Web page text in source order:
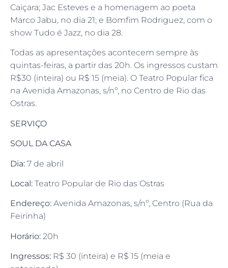
Caiçara; Jac Esteves e a homenagem ao poeta
Marco Jabu, no dia 21; e Bomfim Rodriguez, com o
show Tudo é Jazz, no dia 28.
Todas as apresentações acontecem sempre às
quintas-feiras, a partir das 20h. Os ingressos custam
R$30 (inteira) ou R$ 15 (meia). O Teatro Popular fica
na Avenida Amazonas, s/nº, no Centro de Rio das
Ostras.
SERVIÇO
SOUL DA CASA
Dia: 7 de abril
Local: Teatro Popular de Rio das Ostras
Endereço: Avenida Amazonas, s/nº, Centro (Rua da
Feirinha)
Horário: 20h
Ingressos: R$ 30 (inteira) e R$ 15 (meia e